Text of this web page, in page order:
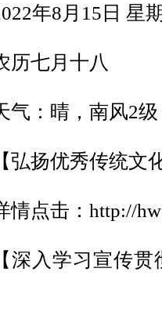
年8月15日 星
历七月十八
气：晴，南风2
【弘扬优秀传统文
情点击：http://
【深入学习宣传